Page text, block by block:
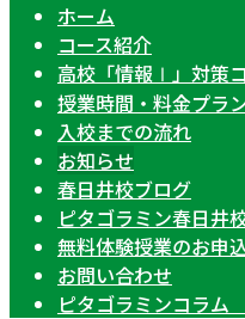
ホーム
コース紹介
高校「情報Ⅰ」対策
授業時間・料金プラ
入校までの流れ
お知らせ
春日井校ブログ
ピタゴラミン春日井
無料体験授業のお申
お問い合わせ
ピタゴラミンコラム